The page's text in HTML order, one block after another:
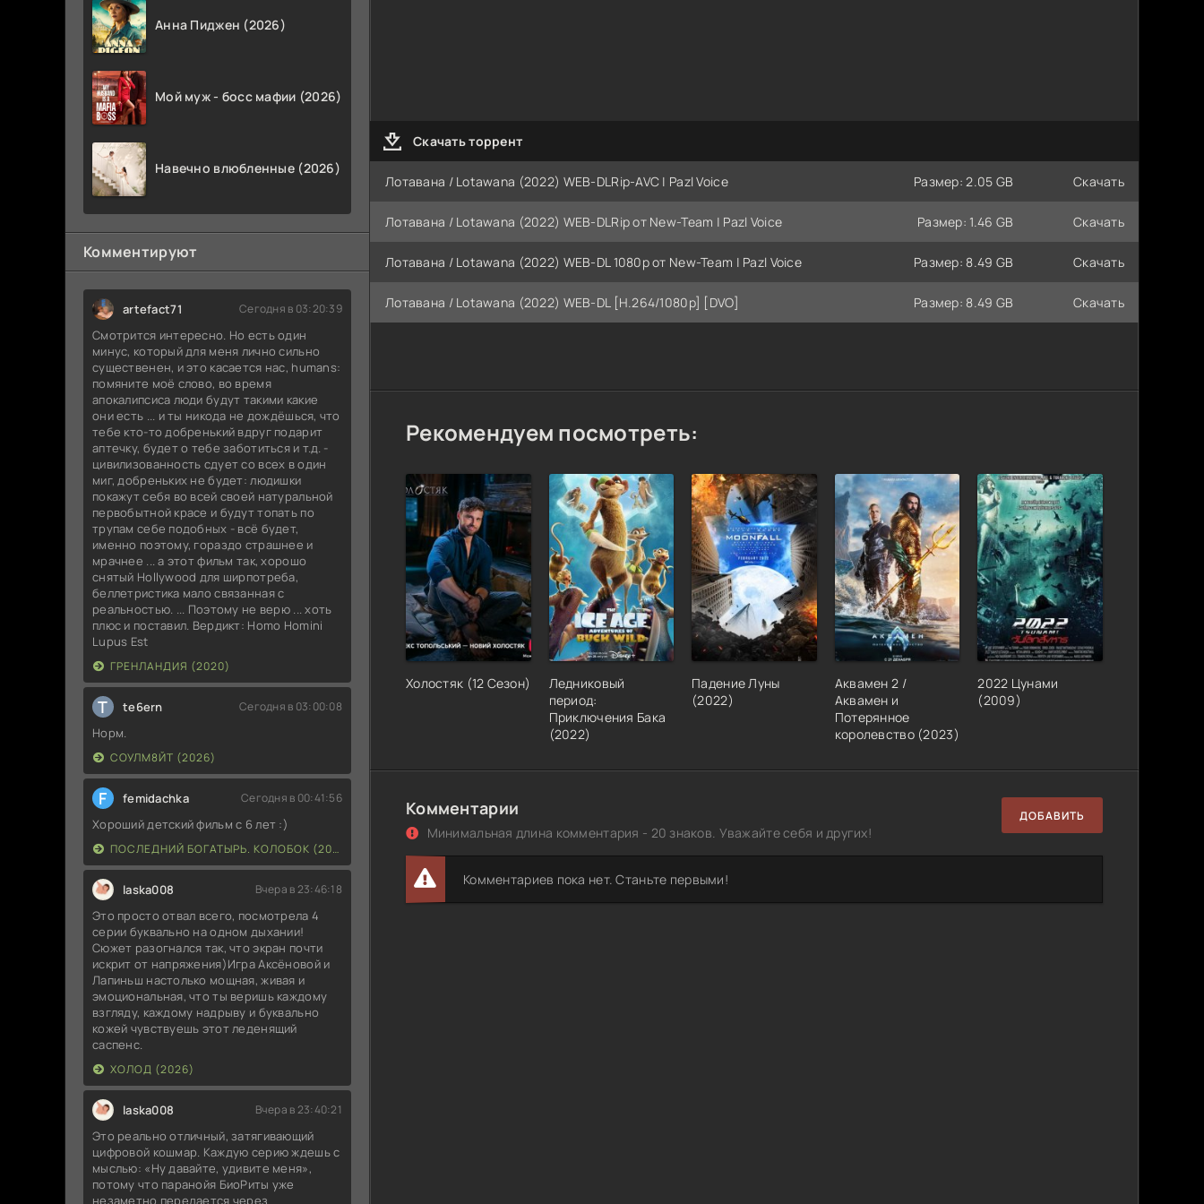
Анна Пиджен (2026)
Мой муж - босс мафии (2026)
Навечно влюбленные (2026)
Комментируют
artefact71 Сегодня в 03:20:39
Смотрится интересно. Но есть один
минус, который для меня лично сильно
существенен, и это касается нас, humans:
помяните моё слово, во время
апокалипсиса люди будут такими какие
они есть ... и ты никода не дождёшься, что
тебе кто-то добренький вдруг подарит
аптечку, будет о тебе заботиться и т.д. -
цивилизованность сдует со всех в один
миг, добреньких не будет: людишки
покажут себя во всей своей натуральной
первобытной красе и будут топать по
трупам себе подобных - всё будет,
именно поэтому, гораздо страшнее и
мрачнее ... а этот фильм так, хорошо
снятый Hollywood для ширпотреба,
беллетристика мало связанная с
реальностью. ... Поэтому не верю ... хоть
плюс и поставил. Вердикт: Homo Homini
Lupus Est
ГРЕНЛАНДИЯ (2020)
T te6ern Сегодня в 03:00:08
Норм.
СОУЛМ8ЙТ (2026)
F femidachka Сегодня в 00:41:56
Хороший детский фильм с 6 лет :)
ПОСЛЕДНИЙ БОГАТЫРЬ. КОЛОБОК (2026)
laska008 Вчера в 23:46:18
Это просто отвал всего, посмотрела 4
серии буквально на одном дыхании!
Сюжет разогнался так, что экран почти
искрит от напряжения)Игра Аксёновой и
Лапиньш настолько мощная, живая и
эмоциональная, что ты веришь каждому
взгляду, каждому надрыву и буквально
кожей чувствуешь этот леденящий
саспенс.
ХОЛОД (2026)
laska008 Вчера в 23:40:21
Это реально отличный, затягивающий
цифровой кошмар. Каждую серию ждешь с
мыслью: «Ну давайте, удивите меня»,
потому что паранойя БиоРиты уже
незаметно передается через
Скачать торрент
Лотавана / Lotawana (2022) WEB-DLRip-AVC | Pazl Voice Размер: 2.05 GB Скачать
Лотавана / Lotawana (2022) WEB-DLRip от New-Team | Pazl Voice Размер: 1.46 GB Скачать
Лотавана / Lotawana (2022) WEB-DL 1080p от New-Team | Pazl Voice Размер: 8.49 GB Скачать
Лотавана / Lotawana (2022) WEB-DL [H.264/1080p] [DVO] Размер: 8.49 GB Скачать
Рекомендуем посмотреть:
Холостяк (12 Сезон)
Ледниковый
период:
Приключения Бака
(2022)
Падение Луны
(2022)
Аквамен 2 /
Аквамен и
Потерянное
королевство (2023)
2022 Цунами
(2009)
Комментарии
Минимальная длина комментария - 20 знаков. Уважайте себя и других!
ДОБАВИТЬ
Комментариев пока нет. Станьте первыми!